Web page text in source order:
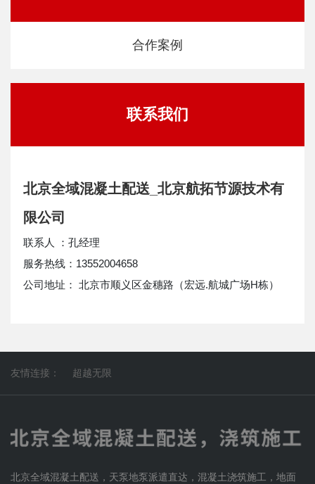
合作案例
联系我们
北京全域混凝土配送_北京航拓节源技术有
限公司
联系人 ：孔经理
服务热线：13552004658
公司地址： 北京市顺义区金穗路（宏远.航城广场H栋）
友情连接： 超越无限
北京全域混凝土配送，天泵地泵派遣直达，混凝土浇筑施工，地面